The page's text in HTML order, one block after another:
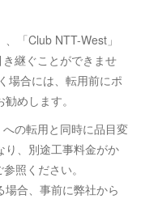
「Club NTT-West」
継ぐことができませ
場合には、転用前にポ
めします。
の転用と同時に品目変
り、別途工事料金がか
照ください。
合、事前に弊社から